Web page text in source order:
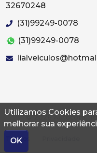
Utilizamos Cookies
melhorar sua
OK
32670248
(31)99249-0078
(31)99249-0078
© 2026 Autoconf.
Termos